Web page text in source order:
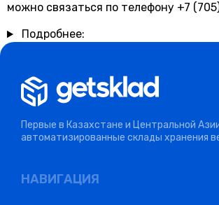
можно связаться по телефону +7
Подробнее:
Первые в Казахстане и Центральной
автоматизированные склады хранения
НАВИГАЦИЯ